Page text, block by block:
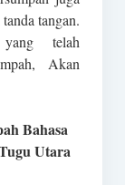
tangan.
telah
Akan
Bahasa
Utara